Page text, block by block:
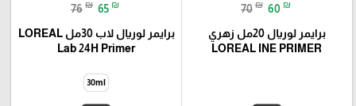
70 ₪ 60 ₪
برايمر لوريال 20مل زهري
LOREAL INE PRIMER
76 ₪ 65 ₪
برايمر لوريال لاب 30مل LOREAL
Lab 24H Primer